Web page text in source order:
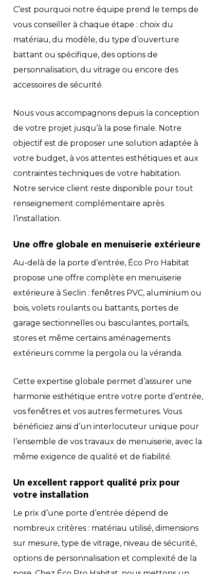
C’est pourquoi notre équipe prend le temps de
vous conseiller à chaque étape : choix du
matériau, du modèle, du type d’ouverture
battant ou spécifique, des options de
personnalisation, du vitrage ou encore des
accessoires de sécurité.
Nous vous accompagnons depuis la conception
de votre projet jusqu’à la pose finale. Notre
objectif est de proposer une solution adaptée à
votre budget, à vos attentes esthétiques et aux
contraintes techniques de votre habitation.
Notre service client reste disponible pour tout
renseignement complémentaire après
l’installation.
Une offre globale en menuiserie extérieure
Au-delà de la porte d’entrée, Éco Pro Habitat
propose une offre complète en menuiserie
extérieure à Seclin : fenêtres PVC, aluminium ou
bois, volets roulants ou battants, portes de
garage sectionnelles ou basculantes, portails,
stores et même certains aménagements
extérieurs comme la pergola ou la véranda.
Cette expertise globale permet d’assurer une
harmonie esthétique entre votre porte d’entrée,
vos fenêtres et vos autres fermetures. Vous
bénéficiez ainsi d’un interlocuteur unique pour
l’ensemble de vos travaux de menuiserie, avec la
même exigence de qualité et de fiabilité.
Un excellent rapport qualité prix pour
votre installation
Le prix d’une porte d’entrée dépend de
nombreux critères : matériau utilisé, dimensions
sur mesure, type de vitrage, niveau de sécurité,
options de personnalisation et complexité de la